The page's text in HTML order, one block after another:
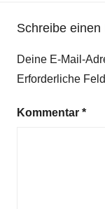
Schreibe einen
Deine E-Mail-
Erforderliche
Kommentar *